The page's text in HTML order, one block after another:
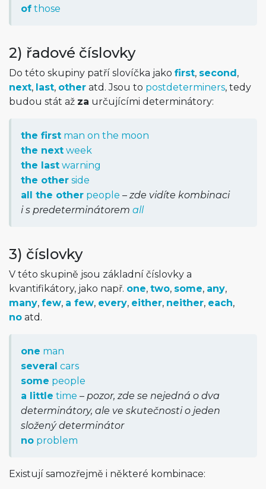
of those
2) řadové číslovky
Do této skupiny patří slovíčka jako first, second,
next, last, other atd. Jsou to postdeterminers, tedy
budou stát až za určujícími determinátory:
the first man on the moon
the next week
the last warning
the other side
all the other people – zde vidíte kombinaci
i s predetermi­nátorem all
3) číslovky
V této skupině jsou základní číslovky a
kvantifikátory, jako např. one, two, some, any,
many, few, a few, every, either, neither, each,
no atd.
one man
several cars
some people
a little time – pozor, zde se nejedná o dva
determinátory, ale ve skutečnosti o jeden
složený determinátor
no problem
Existují samozřejmě i některé kombinace: